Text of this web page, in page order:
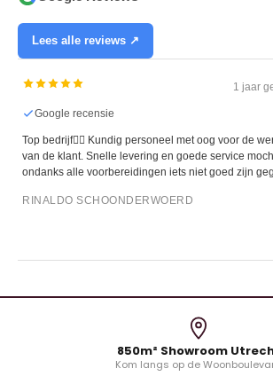
Lees alle reviews ↗
1 jaar
Google recensie
Top bedrijf👍🏻 Kundig personeel met oog voor de
van de klant. Snelle levering en goede service
ondanks alle voorbereidingen iets niet goed zijn
RINALDO SCHOONDERWOERD
850m² Showroom
Kom langs op de